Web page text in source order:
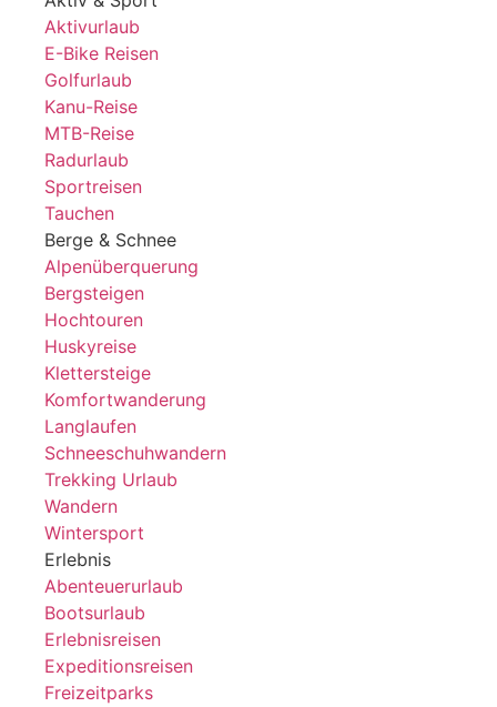
Aktivurlaub
E-Bike Reisen
Golfurlaub
Kanu-Reise
MTB-Reise
Radurlaub
Sportreisen
Tauchen
Berge & Schnee
Alpenüberquerung
Bergsteigen
Hochtouren
Huskyreise
Klettersteige
Komfortwanderung
Langlaufen
Schneeschuhwandern
Trekking Urlaub
Wandern
Wintersport
Erlebnis
Abenteuerurlaub
Bootsurlaub
Erlebnisreisen
Expeditionsreisen
Freizeitparks